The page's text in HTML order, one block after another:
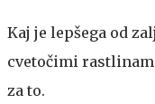
Kaj je lepšega od
cvetočimi
za to.